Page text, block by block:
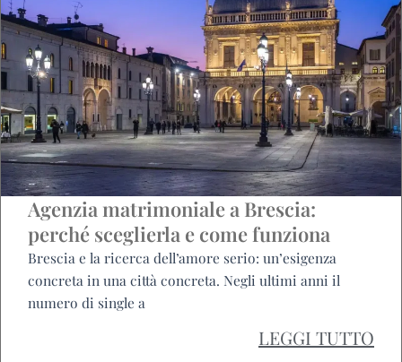
Agenzia matrimoniale a Brescia:
perché sceglierla e come funziona
Brescia e la ricerca dell’amore serio: un’esigenza
concreta in una città concreta. Negli ultimi anni il
numero di single a
LEGGI TUTTO